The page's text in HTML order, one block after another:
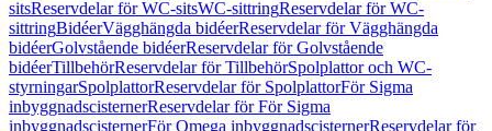
sitsReservdelar för WC-sitsWC-sittringReservdelar för WC-
sittringBidéerVägghängda bidéerReservdelar för Vägghängda
bidéerGolvstående bidéerReservdelar för Golvstående
bidéerTillbehörReservdelar för TillbehörSpolplattor och WC-
styrningarSpolplattorReservdelar för SpolplattorFör Sigma
inbyggnadscisternerReservdelar för För Sigma
inbyggnadscisternerFör Omega inbyggnadscisternerReservdelar för